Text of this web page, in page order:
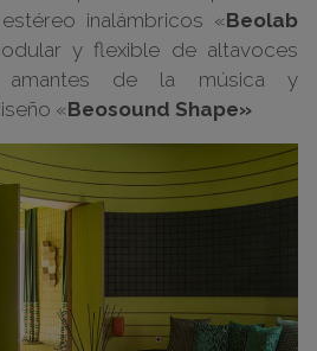
inalámbricos «Beolab
y flexible de altavoces
amantes de la música y
«Beosound Shape»